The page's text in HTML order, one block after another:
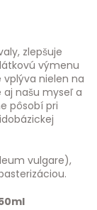
zlepšuje
výmenu
nielen na
našu myseľ a
pôsobí pri
vulgare),